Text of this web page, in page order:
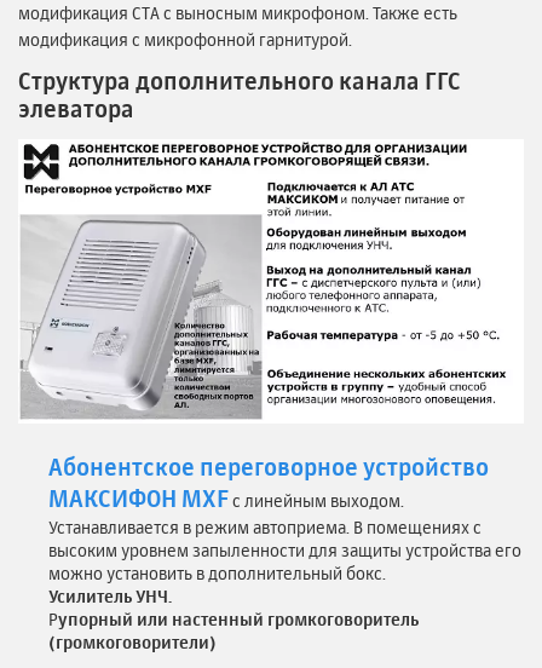
модификация СТА с выносным микрофоном. Также есть
модификация с микрофонной гарнитурой.
Структура дополнительного канала ГГС
элеватора
Абонентское переговорное устройство
МАКСИФОН MXFс линейным выходом.
Устанавливается в режим автоприема. В помещениях с
высоким уровнем запыленности для защиты устройства его
можно установить в дополнительный бокс.
Усилитель УНЧ.
Рупорный или настенный громкоговоритель
(громкоговорители)